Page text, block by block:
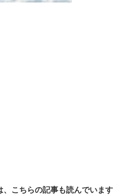
、こちらの記事も読んでいます